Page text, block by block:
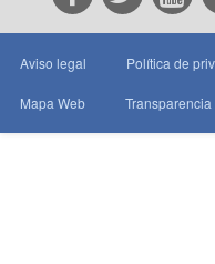
Aviso legal Política de
Mapa Web Transparencia